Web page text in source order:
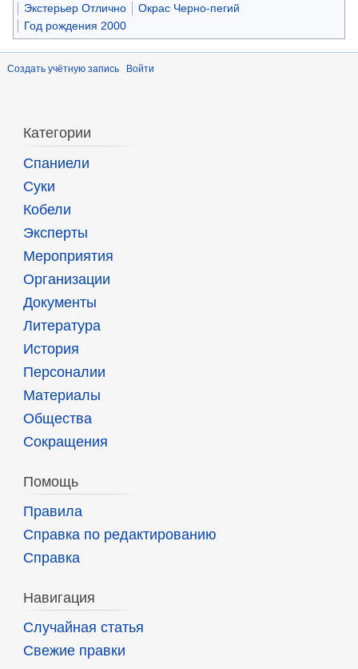
Экстерьер Отлично
Окрас Черно-пегий
Год рождения 2000
Создать учётную запись Войти
Категории
Спаниели
Суки
Кобели
Эксперты
Мероприятия
Организации
Документы
Литература
История
Персоналии
Материалы
Общества
Сокращения
Помощь
Правила
Справка по редактированию
Справка
Навигация
Случайная статья
Свежие правки